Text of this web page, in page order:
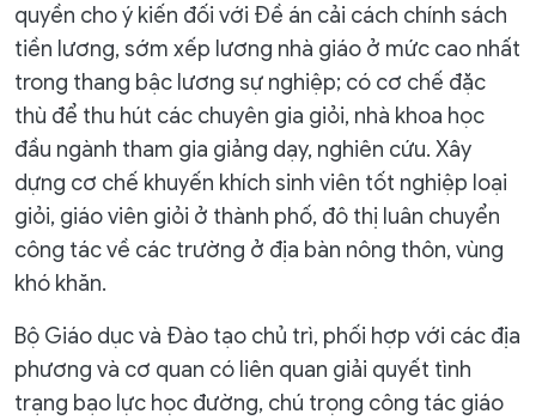
quyền cho ý kiến đối với Đề án cải cách chính sách
tiền lương, sớm xếp lương nhà giáo ở mức cao nhất
trong thang bậc lương sự nghiệp; có cơ chế đặc
thù để thu hút các chuyên gia giỏi, nhà khoa học
đầu ngành tham gia giảng dạy, nghiên cứu. Xây
dựng cơ chế khuyến khích sinh viên tốt nghiệp loại
giỏi, giáo viên giỏi ở thành phố, đô thị luân chuyển
công tác về các trường ở địa bàn nông thôn, vùng
khó khăn.
Bộ Giáo dục và Đào tạo chủ trì, phối hợp với các địa
phương và cơ quan có liên quan giải quyết tình
trạng bạo lực học đường, chú trọng công tác giáo